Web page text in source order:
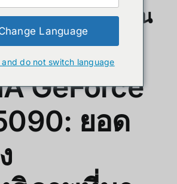
ทธิภาพที่มาแรงใน
GeForce
ยอด
Language
and do not switch language